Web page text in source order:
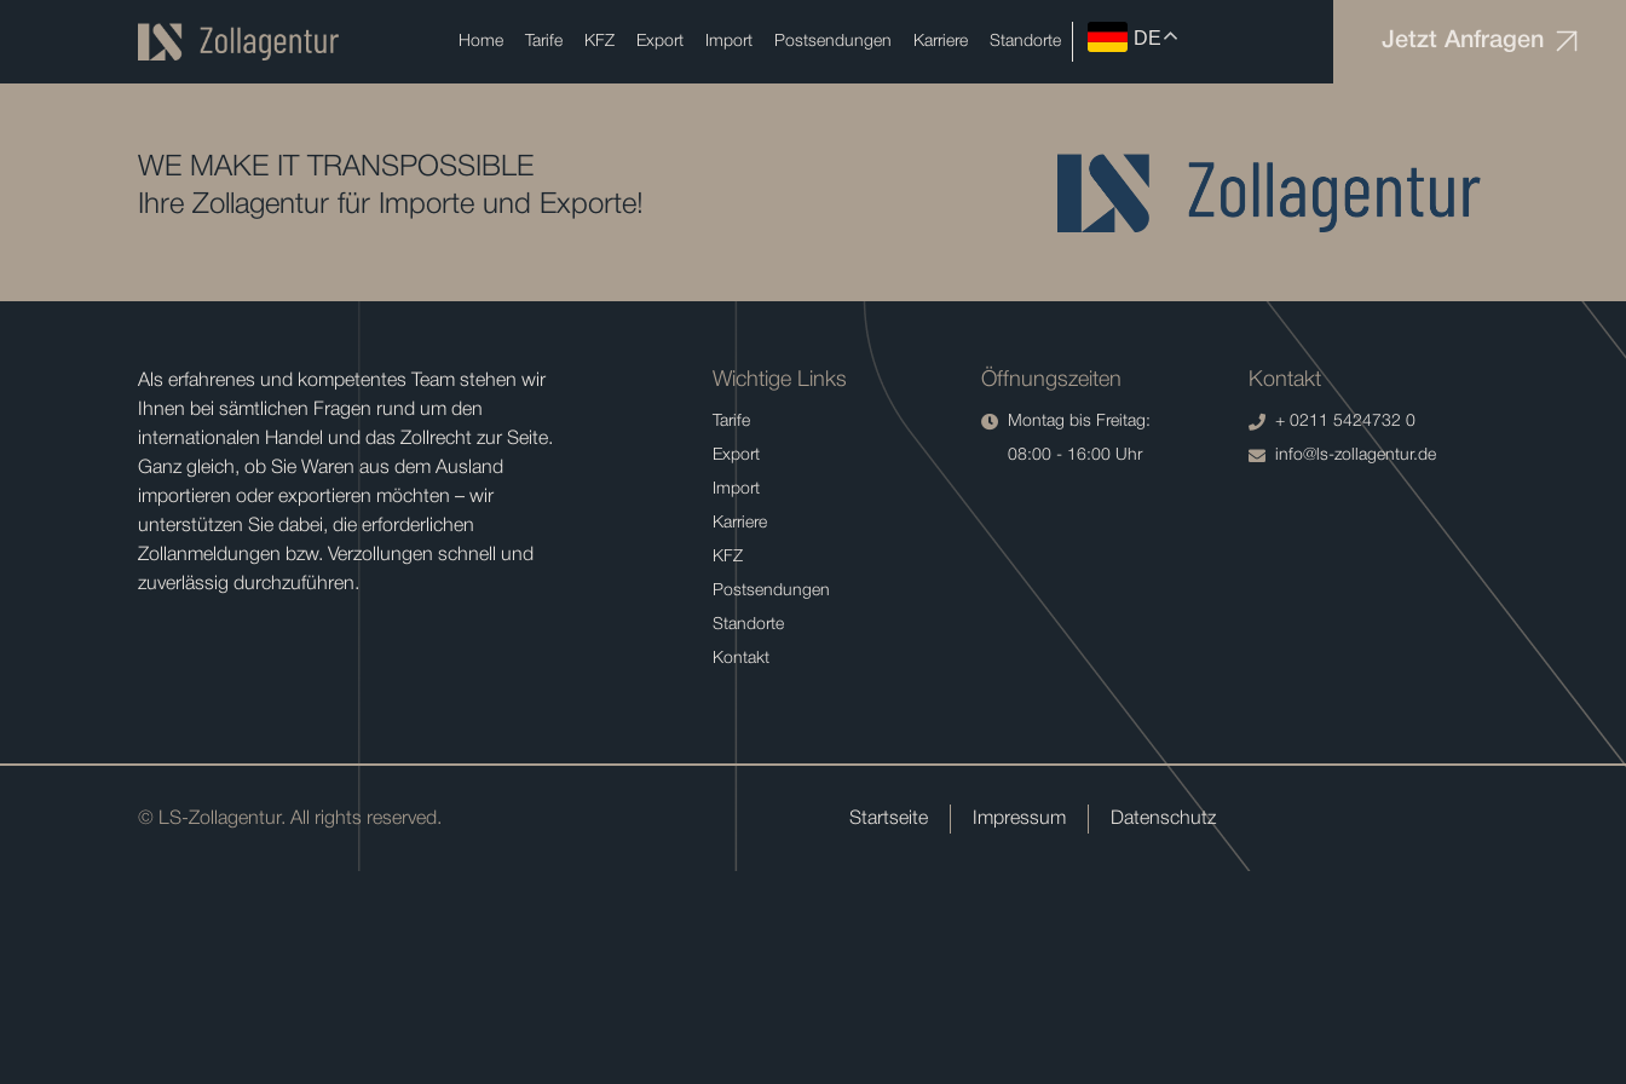
Home Tarife KFZ Export Import Postsendungen Karriere Standorte DE Jetzt Anfragen
WE MAKE IT TRANSPOSSIBLE
Ihre Zollagentur für Importe und Exporte!
Als erfahrenes und kompetentes Team stehen wir
Ihnen bei sämtlichen Fragen rund um den
internationalen Handel und das Zollrecht zur Seite.
Ganz gleich, ob Sie Waren aus dem Ausland
importieren oder exportieren möchten – wir
unterstützen Sie dabei, die erforderlichen
Zollanmeldungen bzw. Verzollungen schnell und
zuverlässig durchzuführen.
Wichtige Links
Tarife
Export
Import
Karriere
KFZ
Postsendungen
Standorte
Kontakt
Öffnungszeiten
Montag bis Freitag:
08:00 - 16:00 Uhr
Kontakt
+ 0211 5424732 0
info@ls-zollagentur.de
© LS-Zollagentur. All rights reserved. Startseite Impressum Datenschutz